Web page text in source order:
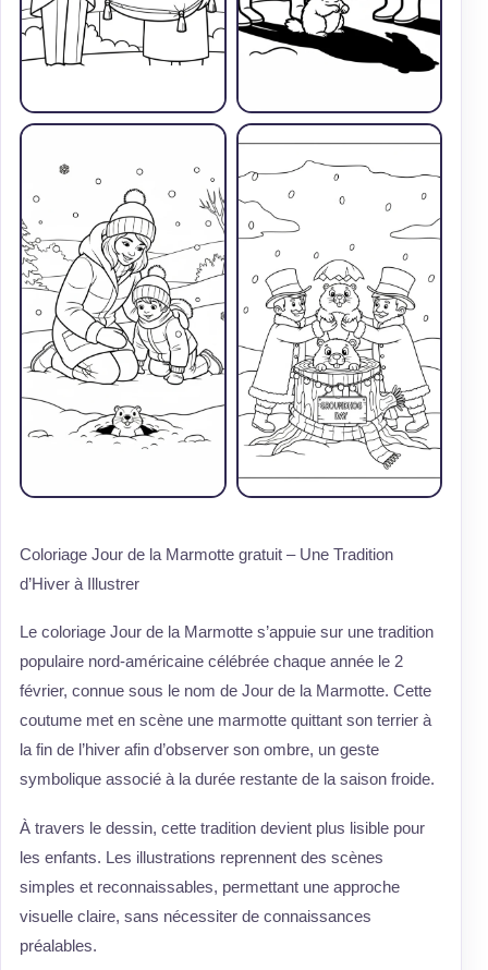
Coloriage Jour de la Marmotte gratuit – Une Tradition
d’Hiver à Illustrer
Le coloriage Jour de la Marmotte s’appuie sur une tradition
populaire nord-américaine célébrée chaque année le 2
février, connue sous le nom de Jour de la Marmotte. Cette
coutume met en scène une marmotte quittant son terrier à
la fin de l’hiver afin d’observer son ombre, un geste
symbolique associé à la durée restante de la saison froide.
À travers le dessin, cette tradition devient plus lisible pour
les enfants. Les illustrations reprennent des scènes
simples et reconnaissables, permettant une approche
visuelle claire, sans nécessiter de connaissances
préalables.